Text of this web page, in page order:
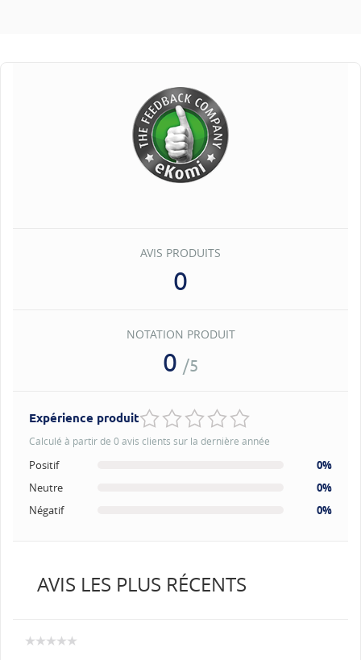
AVIS PRODUITS
0
NOTATION PRODUIT
0 /5
Expérience produit
Calculé à partir de 0 avis clients sur la dernière année
Positif
0%
Neutre
0%
Négatif
0%
AVIS LES PLUS RÉCENTS